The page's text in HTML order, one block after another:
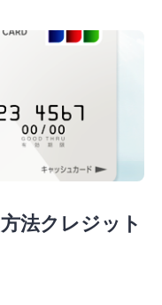
法クレジット